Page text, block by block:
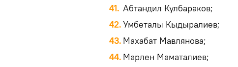
Абтандил Кулбараков;
Умбеталы Кыдыралиев;
Махабат Мавлянова;
Марлен Маматалиев;